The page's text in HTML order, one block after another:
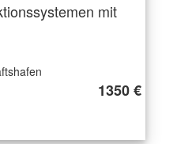
mit
1350 €